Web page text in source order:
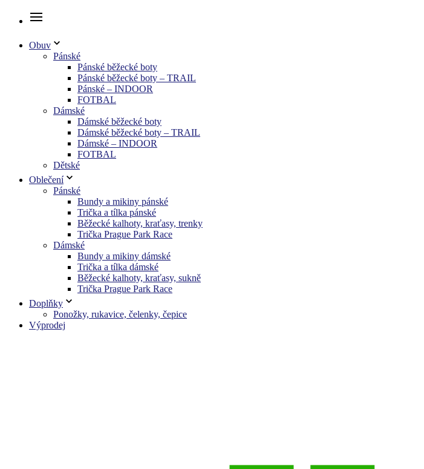
Obuv
Pánské
Pánské běžecké boty
Pánské běžecké boty – TRAIL
Pánské – INDOOR
FOTBAL
Dámské
Dámské běžecké boty
Dámské běžecké boty – TRAIL
Dámské – INDOOR
FOTBAL
Dětské
Oblečení
Pánské
Bundy a mikiny pánské
Trička a tílka pánské
Běžecké kalhoty, kraťasy, trenky
Trička Prague Park Race
Dámské
Bundy a mikiny dámské
Trička a tílka dámské
Běžecké kalhoty, kraťasy, sukně
Trička Prague Park Race
Doplňky
Ponožky, rukavice, čelenky, čepice
Výprodej